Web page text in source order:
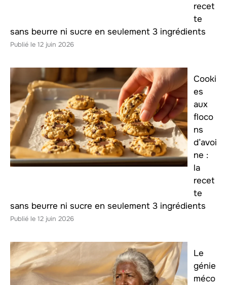
recet
te
sans beurre ni sucre en seulement 3 ingrédients
12 juin 2026
Cooki
es
aux
floco
ns
d’avoi
ne :
la
recet
te
sans beurre ni sucre en seulement 3 ingrédients
12 juin 2026
Le
génie
méco